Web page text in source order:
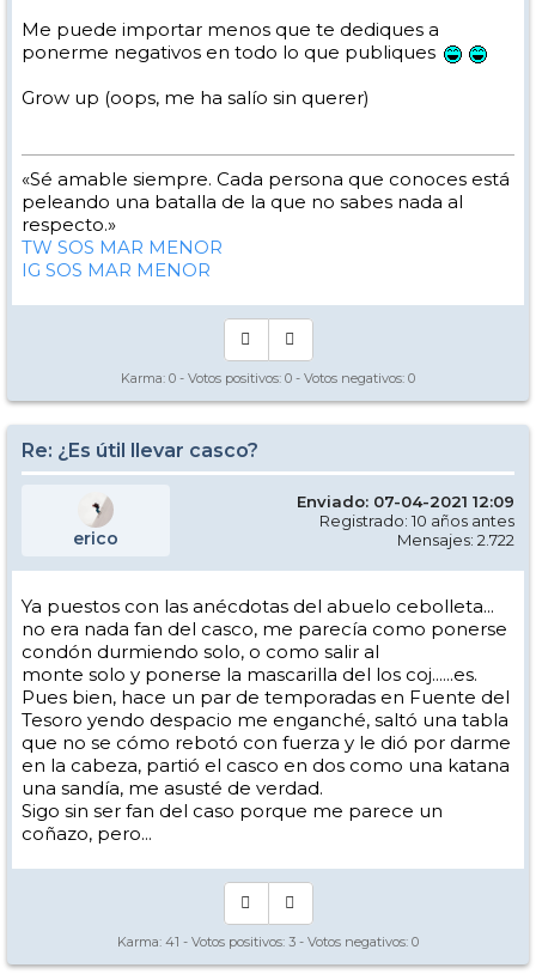
Me puede importar menos que te dediques a
ponerme negativos en todo lo que publiques
Grow up (oops, me ha salío sin querer)
«Sé amable siempre. Cada persona que conoces está
peleando una batalla de la que no sabes nada al
respecto.»
TW SOS MAR MENOR
IG SOS MAR MENOR
Karma: 0 - Votos positivos: 0 - Votos negativos: 0
Re: ¿Es útil llevar casco?
erico
Enviado: 07-04-2021 12:09
Registrado: 10 años antes
Mensajes: 2.722
Ya puestos con las anécdotas del abuelo cebolleta...
no era nada fan del casco, me parecía como ponerse
condón durmiendo solo, o como salir al
monte solo y ponerse la mascarilla del los coj......es.
Pues bien, hace un par de temporadas en Fuente del
Tesoro yendo despacio me enganché, saltó una tabla
que no se cómo rebotó con fuerza y le dió por darme
en la cabeza, partió el casco en dos como una katana
una sandía, me asusté de verdad.
Sigo sin ser fan del caso porque me parece un
coñazo, pero...
Karma: 41 - Votos positivos: 3 - Votos negativos: 0